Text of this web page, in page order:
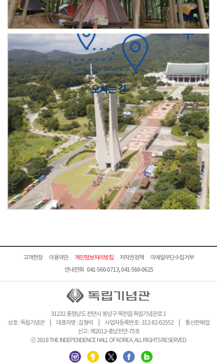
오시는 길
고객헌장 이용약관 개인정보처리방침 저작권정책
이메일무단수집거부
안내전화 041-560-0713, 041-560-0625
31232 충청남도 천안시 동남구 목천읍 독립기념관로 1
상호 : 독립기념관 | 대표자명 : 김형석 | 사업자등록번호 : 312-82-02552 | 통신판매업
신고 : 제2012-충남천안-75호
ⓒ 2018 THE INDEPENDENCE HALL OF KOREA. ALL RIGHTS RESERVED.